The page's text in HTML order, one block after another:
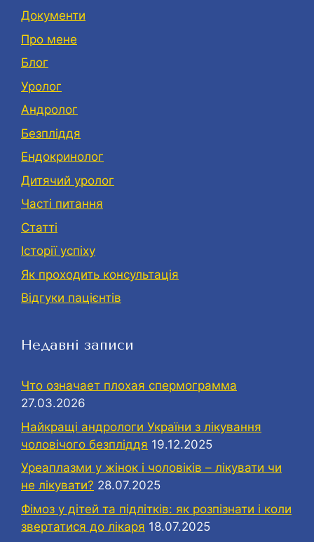
Документи
Про мене
Блог
Уролог
Андролог
Безпліддя
Eндокринолог
Дитячий уролог
Часті питання
Статті
Історії успіху
Як проходить консультація
Відгуки пацієнтів
Недавні записи
Что означает плохая спермограмма
27.03.2026
Найкращі андрологи України з лікування
чоловічого безпліддя 19.12.2025
Уреаплазми у жінок і чоловіків – лікувати чи
не лікувати? 28.07.2025
Фімоз у дітей та підлітків: як розпізнати і коли
звертатися до лікаря 18.07.2025